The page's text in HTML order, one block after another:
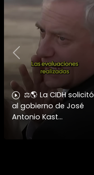
⚖️🌎 La CIDH solicitó
al gobierno de José
Antonio Kast
información detallada
sobre cambios
Previous